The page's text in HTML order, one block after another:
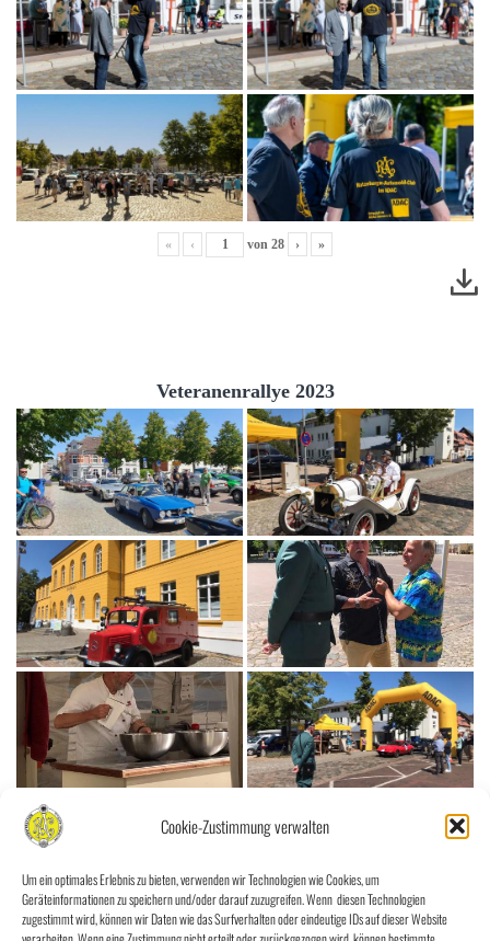
Cookie-Zustimmung verwalten
Um ein optimales Erlebnis zu bieten, verwenden wir Technologien wie Cookies, um
Geräteinformationen zu speichern und/oder darauf zuzugreifen. Wenn diesen Technologien
zugestimmt wird, können wir Daten wie das Surfverhalten oder eindeutige IDs auf dieser Website
« ‹ von 28 › »
Veteranenrallye 2023